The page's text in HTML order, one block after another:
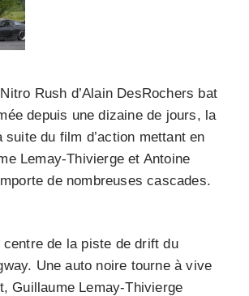
Rush d’Alain DesRochers bat
depuis une dizaine de jours, la
suite du film d’action mettant en
Lemay-Thivierge et Antoine
de nombreuses cascades.
de la piste de drift du
Une auto noire tourne à vive
Guillaume Lemay-Thivierge